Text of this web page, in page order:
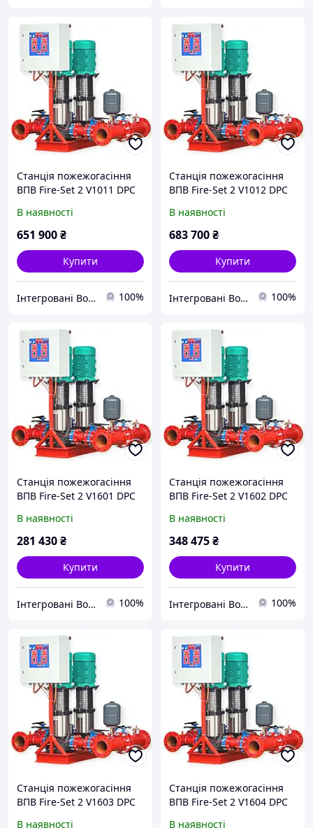
Станція пожежогасіння
ВПВ Fire-Set 2 V1011 DPC
В наявності
651 900₴
Купити
Інтегровані Водні Технології ТОВ 100%
Станція пожежогасіння
ВПВ Fire-Set 2 V1012 DPC
В наявності
683 700₴
Купити
Інтегровані Водні Технології ТОВ 100%
Станція пожежогасіння
ВПВ Fire-Set 2 V1601 DPC
В наявності
281 430₴
Купити
Інтегровані Водні Технології ТОВ 100%
Станція пожежогасіння
ВПВ Fire-Set 2 V1602 DPC
В наявності
348 475₴
Купити
Інтегровані Водні Технології ТОВ 100%
Станція пожежогасіння
ВПВ Fire-Set 2 V1603 DPC
В наявності
Станція пожежогасіння
ВПВ Fire-Set 2 V1604 DPC
В наявності